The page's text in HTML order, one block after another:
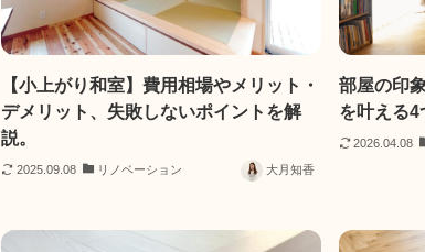
【小上がり和室】費用相場やメリット・
デメリット、失敗しないポイントを解
説。
2025.09.08 リノベーション 大月知香
部屋の印
を叶える4
2026.04.08